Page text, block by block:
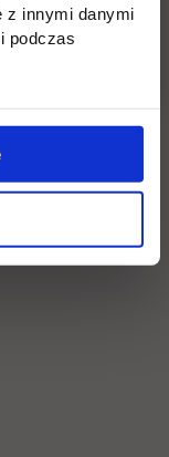
z innymi danymi
podczas